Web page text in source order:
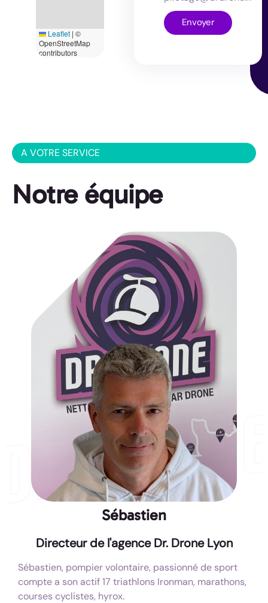
Leaflet | ©
OpenStreetMap
contributors
Envoyer
A VOTRE SERVICE
Notre équipe
Sébastien
Directeur de l'agence Dr. Drone Lyon
Sébastien, pompier volontaire, passionné de sport
compte a son actif 17 triathlons Ironman, marathons,
courses cyclistes, hyrox.